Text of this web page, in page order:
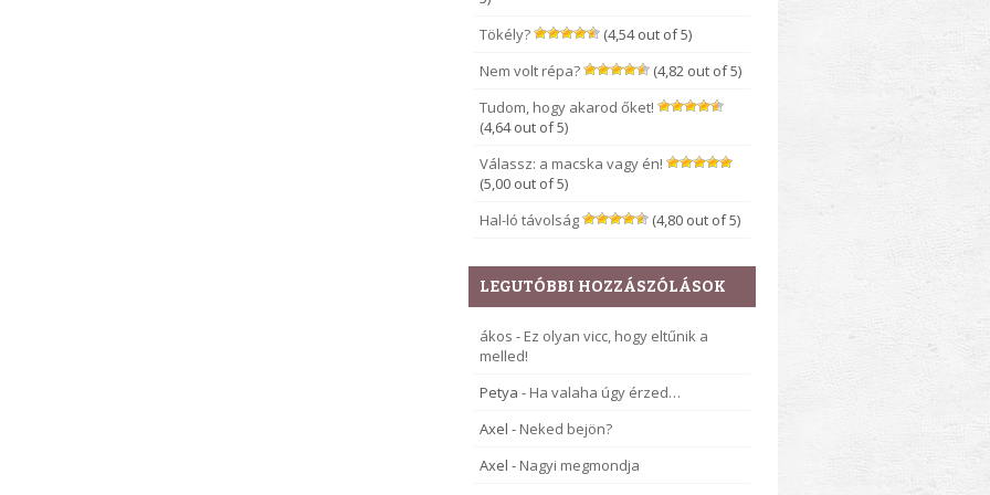
Tökély?
(4,54 out of 5)
Nem volt répa?
(4,82 out of 5)
Tudom, hogy akarod őket!
(4,64 out of 5)
Válassz: a macska vagy én!
(5,00 out of 5)
Hal-ló távolság
(4,80 out of 5)
LEGUTÓBBI HOZZÁSZÓLÁSOK
ákos - Ez olyan vicc, hogy eltűnik a
melled!
Petya - Ha valaha úgy érzed…
Axel - Neked bejön?
Axel - Nagyi megmondja